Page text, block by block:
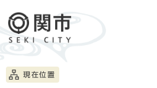
現在位置